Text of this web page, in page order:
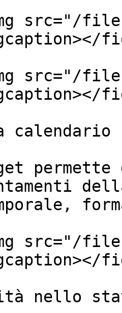
src="/files/
src="/
src="/
nello